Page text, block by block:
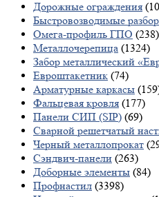
Дорожные ограждения
Быстровозводимые
Омега-профиль ГПО (238)
Металлочерепица (1324)
Забор металлический
Евроштакетник (74)
Арматурные каркасы
Фальцевая кровля (177)
Панели СИП (SIP) (69)
Сварной решетчатый
Черный металлопрокат
Сэндвич-панели (263)
Доборные элементы (84)
Профнастил (3398)